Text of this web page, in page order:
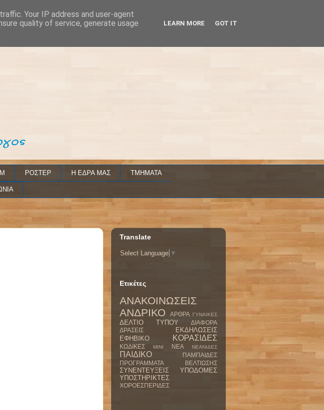
ΡΟΣΤΕΡ Η ΕΔΡΑ ΜΑΣ ΤΜΗΜΑΤΑ
Translate
Select Language ▼
Ετικέτες
ΑΝΑΚΟΙΝΩΣΕΙΣ
ΑΝΔΡΙΚΟ
ΑΡΘΡΑ ΓΥΝΑΙΚΕΣ
ΔΕΛΤΙΟ ΤΥΠΟΥ
ΔΙΑΦΟΡΑ
ΔΡΑΣΕΙΣ
ΕΚΔΗΛΩΣΕΙΣ
ΕΦΗΒΙΚΟ
ΚΟΡΑΣΙΔΕΣ
ΚΩΔΙΚΕΣ ΜΙΝΙ ΝΕΑ ΝΕΑΝΙΔΕΣ
ΠΑΙΔΙΚΟ
ΠΑΜΠΑΙΔΕΣ
ΠΡΟΓΡΑΜΜΑΤΑ ΒΕΛΤΙΩΣΗΣ
ΣΥΝΕΝΤΕΥΞΕΙΣ
ΥΠΟΔΟΜΕΣ
ΥΠΟΣΤΗΡΙΚΤΕΣ
ΧΟΡΟΕΣΠΕΡΙΔΕΣ
Your IP address and user-agent
quality of service, generate usage
LEARN MORE GOT IT